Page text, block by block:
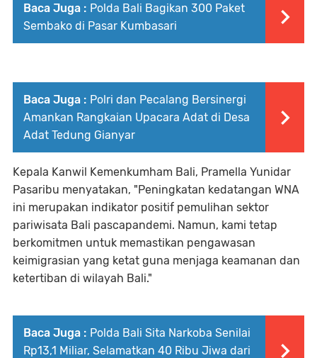
Baca Juga : Polda Bali Bagikan 300 Paket
Sembako di Pasar Kumbasari
Baca Juga : Polri dan Pecalang Bersinergi
Amankan Rangkaian Upacara Adat di Desa
Adat Tedung Gianyar
Kepala Kanwil Kemenkumham Bali, Pramella Yunidar
Pasaribu menyatakan, "Peningkatan kedatangan WNA
ini merupakan indikator positif pemulihan sektor
pariwisata Bali pascapandemi. Namun, kami tetap
berkomitmen untuk memastikan pengawasan
keimigrasian yang ketat guna menjaga keamanan dan
ketertiban di wilayah Bali."
Baca Juga : Polda Bali Sita Narkoba Senilai
Rp13,1 Miliar, Selamatkan 40 Ribu Jiwa dari